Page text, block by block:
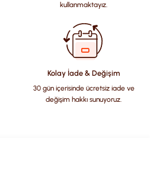
bilgiler bulunuyor.
daha pahalı.
olmalı.
kullanmaktayız.
Kolay İade & Değişim
30 gün içerisinde ücretsiz iade ve
değişim hakkı sunuyoruz.